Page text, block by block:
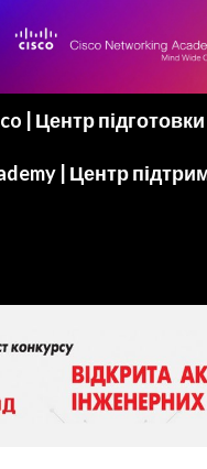
| Центр підготовки
| Центр